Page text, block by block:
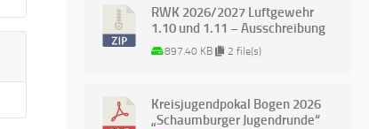
RWK 2026/2027 Luftgewehr
1.10 und 1.11 – Ausschreibung
897.40 KB 2 file(s)
Kreisjugendpokal Bogen 2026
„Schaumburger Jugendrunde“